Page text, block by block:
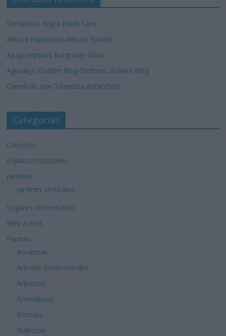
Sambucus Nigra Black Lace
Albuca Espiralada-Albuca Spiralis
Ajuga reptans Burgundy Glow
Agradejo Golden Ring-Berberis Golden Ring
Clavell de aire-Tillandsia Aeranthos
Categorías
Consejos
Espacios naturales
Jardines
Jardines verticales
Lugares con encanto
Mes a mes
Plantas
Acuáticas
Árboles ornamentales
Arbustos
Aromáticas
Bonsáis
Bulbosas